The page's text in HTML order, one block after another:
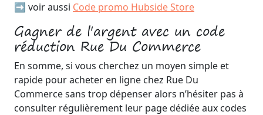
➡️ voir aussi Code promo Hubside Store
Gagner de l'argent avec un code
réduction Rue Du Commerce
En somme, si vous cherchez un moyen simple et
rapide pour acheter en ligne chez Rue Du
Commerce sans trop dépenser alors n’hésiter pas à
consulter régulièrement leur page dédiée aux codes